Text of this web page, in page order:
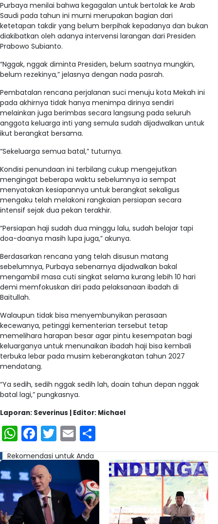
Purbaya menilai bahwa kegagalan untuk bertolak ke Arab
Saudi pada tahun ini murni merupakan bagian dari
ketetapan takdir yang belum berpihak kepadanya dan bukan
diakibatkan oleh adanya intervensi larangan dari Presiden
Prabowo Subianto.
“Nggak, nggak diminta Presiden, belum saatnya mungkin,
belum rezekinya,” jelasnya dengan nada pasrah.
Pembatalan rencana perjalanan suci menuju kota Mekah ini
pada akhirnya tidak hanya menimpa dirinya sendiri
melainkan juga berimbas secara langsung pada seluruh
anggota keluarga inti yang semula sudah dijadwalkan untuk
ikut berangkat bersama.
“Sekeluarga semua batal,” tuturnya.
Kondisi penundaan ini terbilang cukup mengejutkan
mengingat beberapa waktu sebelumnya ia sempat
menyatakan kesiapannya untuk berangkat sekaligus
mengaku telah melakoni rangkaian persiapan secara
intensif sejak dua pekan terakhir.
“Persiapan haji sudah dua minggu lalu, sudah belajar tapi
doa-doanya masih lupa juga,” akunya.
Berdasarkan rencana yang telah disusun matang
sebelumnya, Purbaya sebenarnya dijadwalkan bakal
mengambil masa cuti singkat selama kurang lebih 10 hari
demi memfokuskan diri pada pelaksanaan ibadah di
Baitullah.
Walaupun tidak bisa menyembunyikan perasaan
kecewanya, petinggi kementerian tersebut tetap
memelihara harapan besar agar pintu kesempatan bagi
keluarganya untuk menunaikan ibadah haji bisa kembali
terbuka lebar pada musim keberangkatan tahun 2027
mendatang.
“Ya sedih, sedih nggak sedih lah, doain tahun depan nggak
batal lagi,” pungkasnya.
Laporan: Severinus | Editor: Michael
WhatsApp
Facebook
Twitter
Email
Rekomendasi untuk Anda